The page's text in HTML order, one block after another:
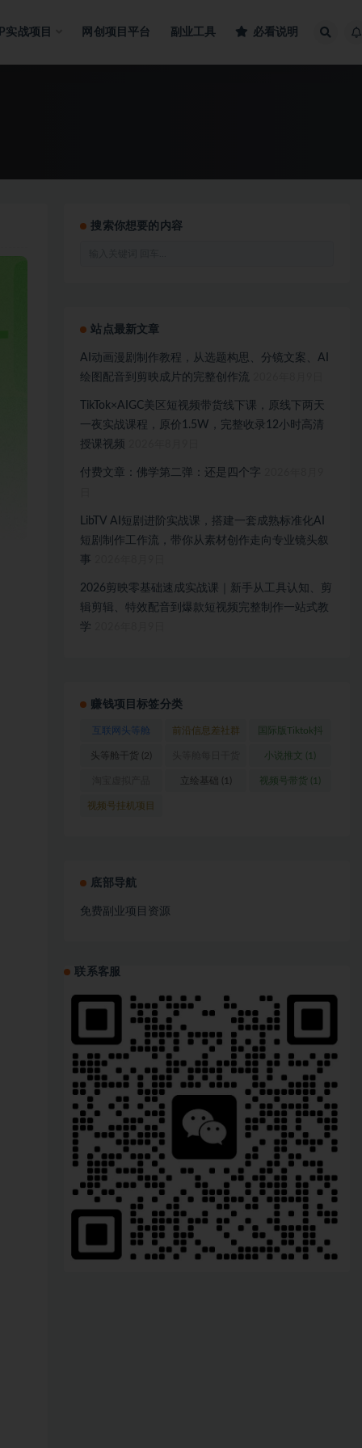
实战项目 网创项目平台 副业工具 必看说明
搜索你想要的内容
站点最新文章
AI动画漫剧制作教程，从选题构思、分镜文案、AI
绘图配音到剪映成片的完整创作流
TikTok×AIGC美区短视频带货线下课，原线下两天
一夜实战课程，原价1.5W，完整收录12小时高清
授课视频
付费文章：佛学第二弹：还是四个字
LibTV AI短剧进阶实战课，搭建一套成熟标准化AI
短剧制作工作流，带你从素材创作走向专业镜头叙
事
2026剪映零基础速成实战课｜新手从工具认知、剪
辑剪辑、特效配音到爆款短视频完整制作一站式教
学
赚钱项目标签分类
互联网头等舱
(1)
前沿信息差社群 国际版Tiktok抖
音运营(1)
头等舱干货 (2)
(1)
小说推文 (1)
(1)
立绘基础 (1) 视频号带货 (1)
视频号挂机项目
底部导航
免费副业项目资源
联系客服